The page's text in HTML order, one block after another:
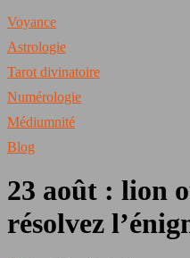
Voyance
Astrologie
Tarot divinatoire
Numérologie
Médiumnité
Blog
23 août : lion
résolvez